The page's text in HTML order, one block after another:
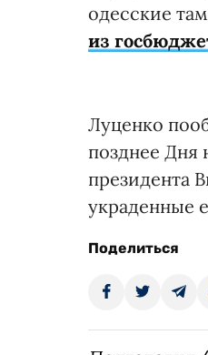
одесские
из
Луценко
позднее Дня
президента
украденные
Поделиться